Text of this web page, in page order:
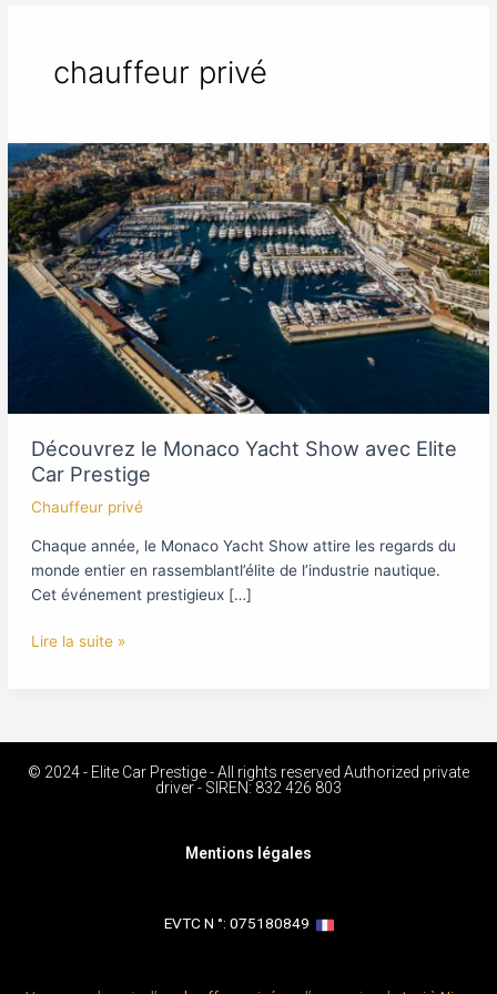
chauffeur privé
Découvrez le Monaco Yacht Show avec Elite
Car Prestige
Chauffeur privé
Chaque année, le Monaco Yacht Show attire les regards du
monde entier en rassemblantl’élite de l’industrie nautique.
Cet événement prestigieux […]
Découvrez
le
Monaco
Yacht
Show
avec
Elite
Lire la suite »
© 2024 - Elite Car Prestige - All rights reserved Authorized private
driver - SIREN: 832 426 803
Mentions légales
EVTC N °: 075180849 ​